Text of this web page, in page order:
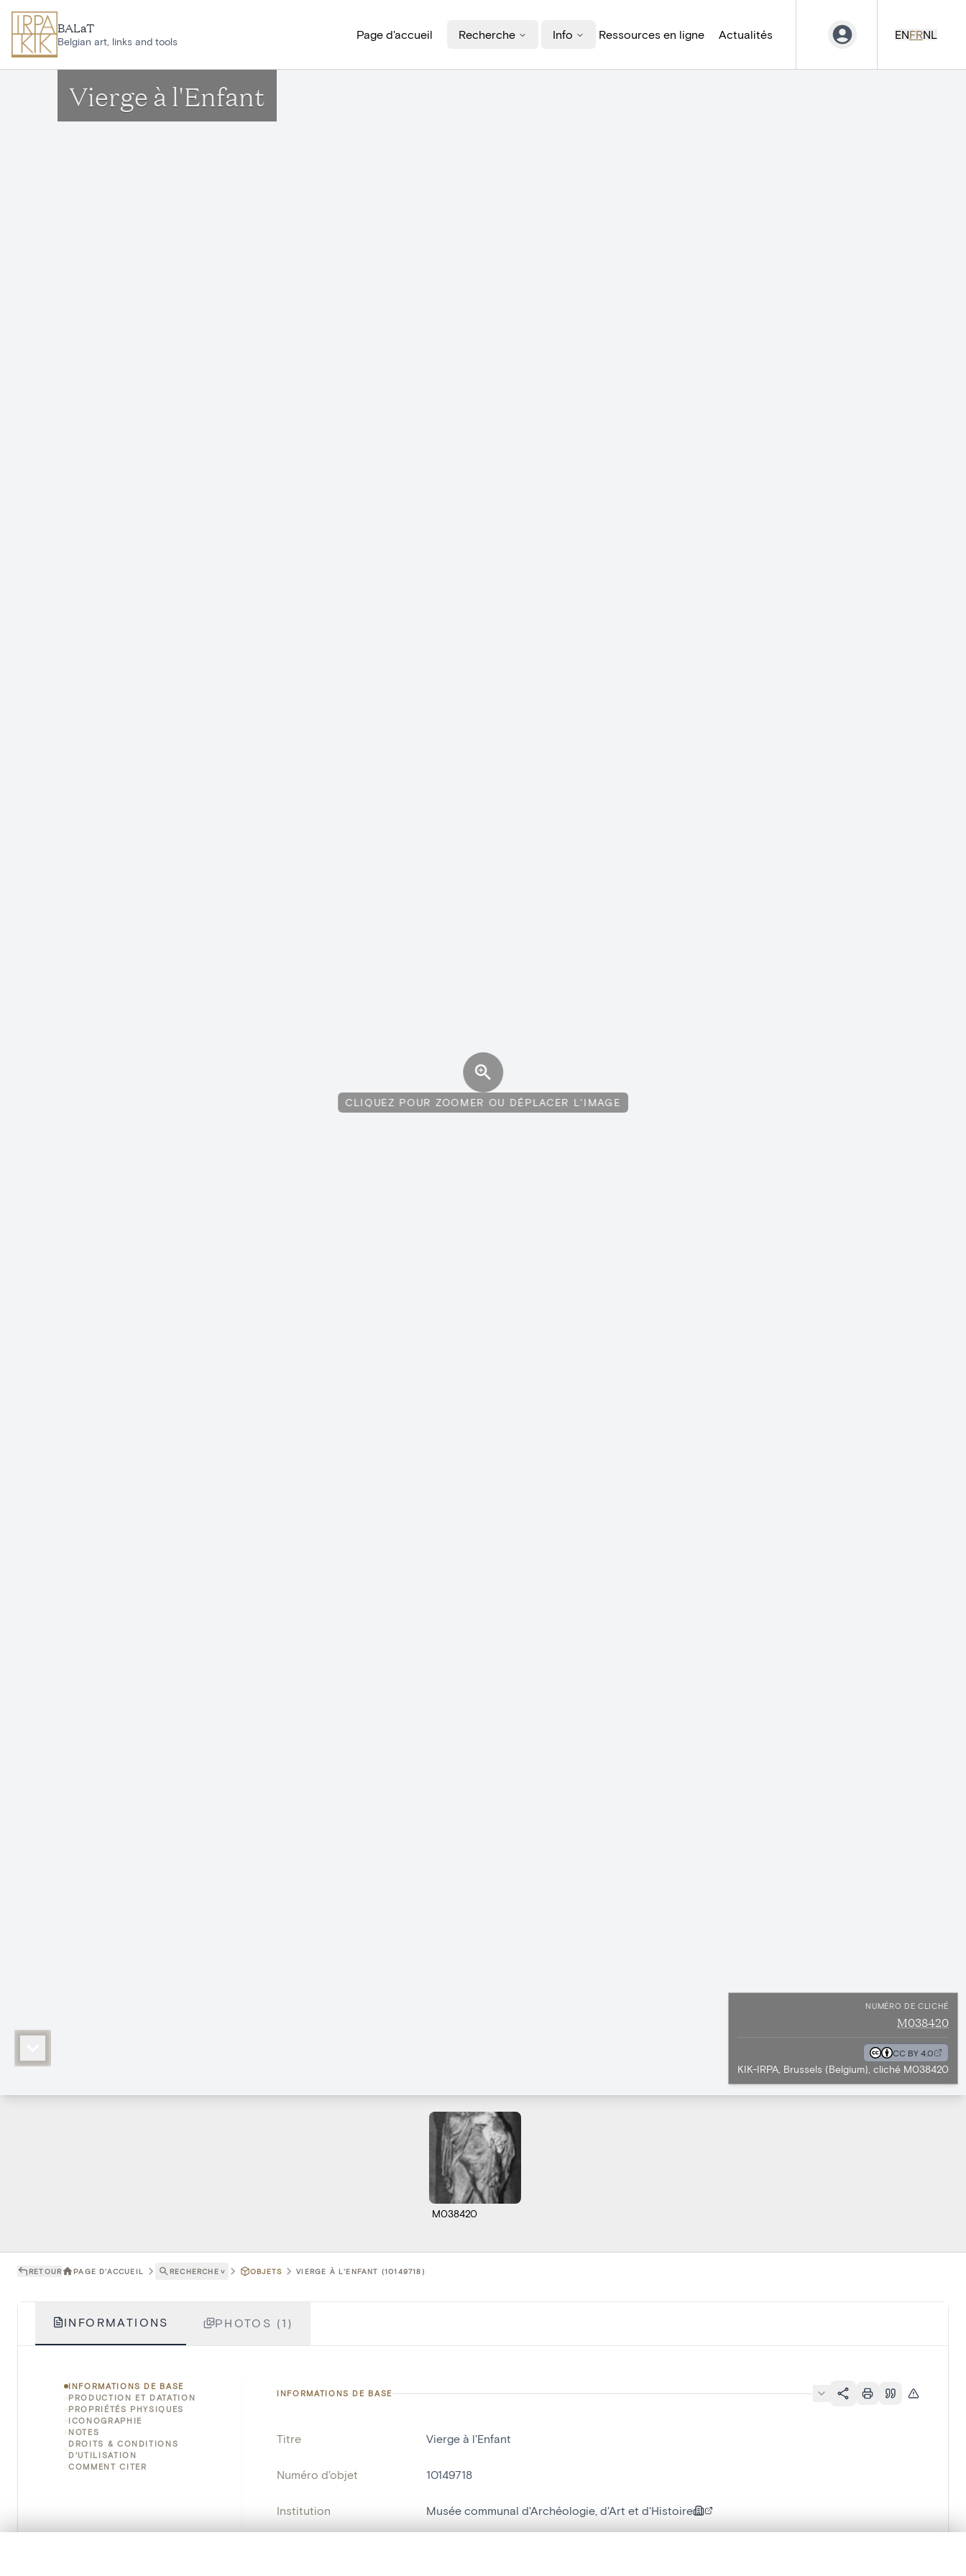
BALaT
Belgian art, links and tools
Page d'accueil Recherche Info Ressources en ligne Actualités ENFRNL
Vierge à l'Enfant
CLIQUEZ POUR ZOOMER OU DÉPLACER L'IMAGE
NUMÉRO DE CLICHÉ
M038420
CC BY 4.0
KIK-IRPA, Brussels (Belgium), cliché M038420
M038420
RETOUR PAGE D'ACCUEIL RECHERCHE ˅ OBJETS VIERGE À L'ENFANT (10149718)
INFORMATIONS PHOTOS (1)
INFORMATIONS DE BASE
PRODUCTION ET DATATION
PROPRIÉTÉS PHYSIQUES
ICONOGRAPHIE
NOTES
DROITS & CONDITIONS
D'UTILISATION
COMMENT CITER
INFORMATIONS DE BASE
Titre Vierge à l'Enfant
Numéro d'objet 10149718
Institution Musée communal d'Archéologie, d'Art et d'Histoire